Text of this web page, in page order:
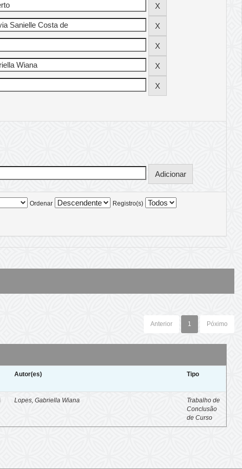
Ordenar Registro(s)
Anterior 1 Póximo
Autor(es) Tipo
Lopes, Gabriella Wiana
Trabalho de
Conclusão
de Curso